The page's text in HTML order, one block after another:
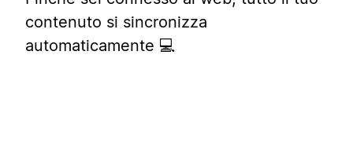
contenuto si sincronizza
automaticamente 💻